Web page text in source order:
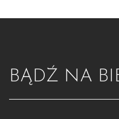
BĄDŹ NA